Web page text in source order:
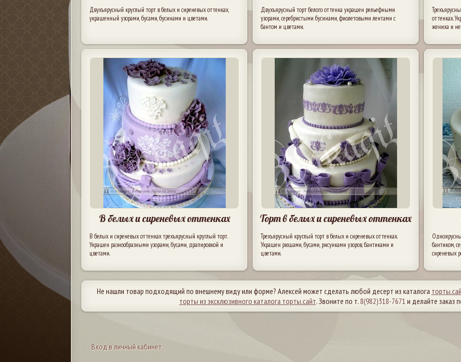
Двухъярусный круглый торт в белых и сиреневых оттенках,
украшенный узорами, бусами, бусинами и цветами.
Двухъярусный торт белого оттенка украшен рельефными
узорами, серебристыми бусинами, фиолетовыми лентами с
бантом и цветами.
оттенках.
жениха и
В белых и сиреневых оттенках
В белых и сиреневых оттенках трехъярусный круглый торт.
Украшен разнообразными узорами, бусами, драпировкой и
цветами.
Торт в белых и сиреневых оттенках
Трехъярусный круглый торт в белых и сиреневых оттенках.
Украшен рюшами, бусами, рисунками узоров, бантиками и
цветами.
бантиком,
сиреневых
Не нашли товар подходящий по внешнему виду или форме? Алексей может сделать любой десерт из каталога
торты из эксклюзивного каталога торты.сайт. Звоните по т.8(982)318-7671 и делайте заказ
Вход в личный кабинет